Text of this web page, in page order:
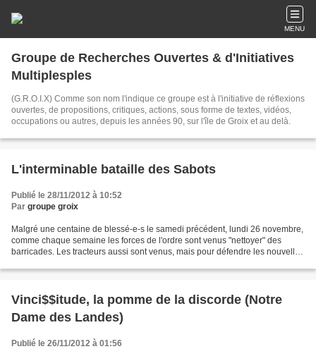
MENU
Groupe de Recherches Ouvertes & d'Initiatives
Multiplesples
(G.R.O.I.X) Comme son nom l'indique ce groupe est à l'initiative de réflexions
ouvertes, de propositions, critiques, actions, sous forme de textes, vidéos,
occupations ou autres, depuis les années 90, sur l'île de Groix et au delà.
L'interminable bataille des Sabots
Publié le 28/11/2012 à 10:52
Par groupe groix
Malgré une centaine de blessé-e-s le samedi précédent, lundi 26 novembre,
comme chaque semaine les forces de l'ordre sont venus "nettoyer" des
barricades. Les tracteurs aussi sont venus, mais pour défendre les nouvelles
Vinci$$itude, la pomme de la discorde (Notre
Dame des Landes)
Publié le 26/11/2012 à 01:56